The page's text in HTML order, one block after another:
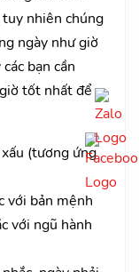
nhiên chúng
ngày như giờ
bạn cần
tốt nhất để
(tương ứng
với bản mệnh
với ngũ hành